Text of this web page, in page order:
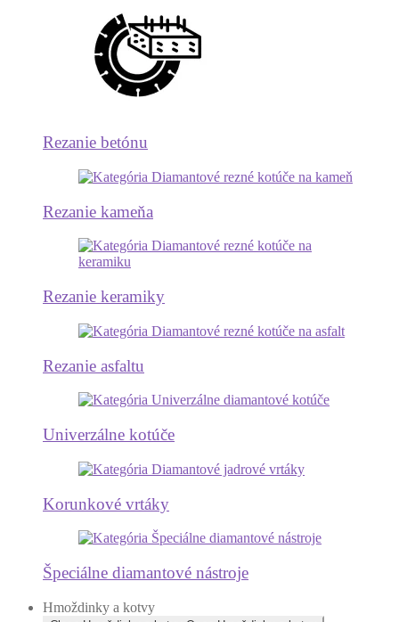
Rezanie betónu
Rezanie kameňa
Rezanie keramiky
Rezanie asfaltu
Univerzálne kotúče
Korunkové vrtáky
Špeciálne diamantové nástroje
Hmoždinky a kotvy